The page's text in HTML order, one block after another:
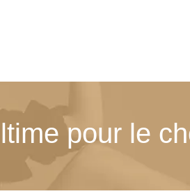
pour le